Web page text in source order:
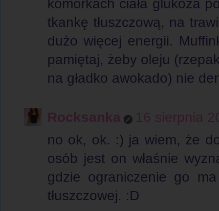
komórkach ciała glukoza
tkankę tłuszczową, na
dużo więcej energii.
pamiętaj, żeby oleju
na gładko awokado) nie
Rocksanka
16 sierpnia
no ok, ok. :) ja wiem, że
osób jest on właśnie
gdzie ograniczenie go
tłuszczowej. :D